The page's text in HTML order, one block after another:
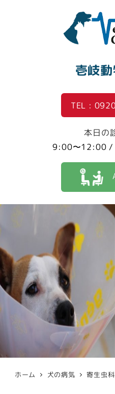
壱岐
TEL :
本日の
9:00〜12:00
ホーム 犬の病気 寄生虫科